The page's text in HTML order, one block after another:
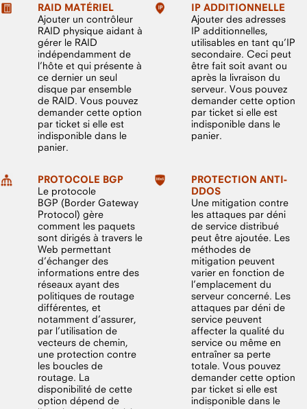
RAID MATÉRIEL
Ajouter un contrôleur
RAID physique aidant à
gérer le RAID
indépendamment de
l’hôte et qui présente à
ce dernier un seul
disque par ensemble
de RAID. Vous pouvez
demander cette option
par ticket si elle est
indisponible dans le
panier.
IP ADDITIONNELLE
Ajouter des adresses
IP additionnelles,
utilisables en tant qu’IP
secondaire. Ceci peut
être fait soit avant ou
après la livraison du
serveur. Vous pouvez
demander cette option
par ticket si elle est
indisponible dans le
panier.
PROTOCOLE BGP
Le protocole
BGP (Border Gateway
Protocol) gère
comment les paquets
sont dirigés à travers le
Web permettant
d’échanger des
informations entre des
réseaux ayant des
politiques de routage
différentes, et
notamment d’assurer,
par l’utilisation de
vecteurs de chemin,
une protection contre
les boucles de
routage. La
disponibilité de cette
option dépend de
PROTECTION ANTI-
DDOS
Une mitigation contre
les attaques par déni
de service distribué
peut être ajoutée. Les
méthodes de
mitigation peuvent
varier en fonction de
l’emplacement du
serveur concerné. Les
attaques par déni de
service peuvent
affecter la qualité du
service ou même en
entraîner sa perte
totale. Vous pouvez
demander cette option
par ticket si elle est
indisponible dans le